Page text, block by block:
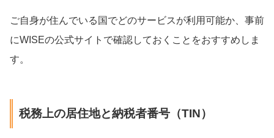
ご自身が住んでいる国でどのサービスが利用可能か、事前
にWISEの公式サイトで確認しておくことをおすすめしま
す。
税務上の居住地と納税者番号（TIN）